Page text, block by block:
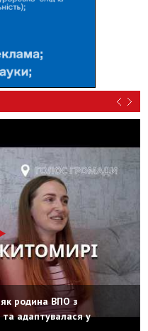
родина ВПО з
адаптувалася у